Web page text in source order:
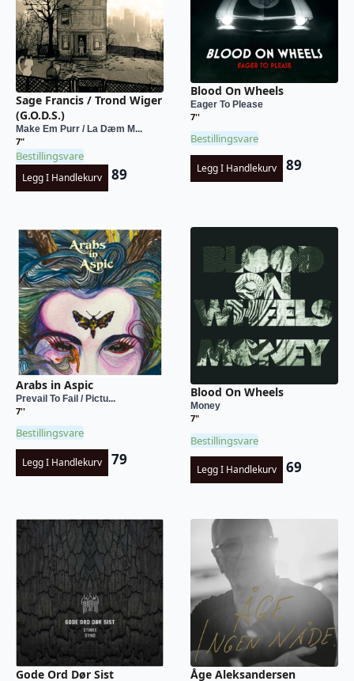
Sage Francis / Trond Wiger
(G.O.D.S.)
Make Em Purr / La Dæm M...
7"
Bestillingsvare
Legg I Handlekurv 89
Blood On Wheels
Eager To Please
7''
Bestillingsvare
Legg I Handlekurv 89
Arabs in Aspic
Prevail To Fail / Pictu...
7''
Bestillingsvare
Legg I Handlekurv 79
Blood On Wheels
Money
7"
Bestillingsvare
Legg I Handlekurv 69
Gode Ord Dør Sist Åge Aleksandersen